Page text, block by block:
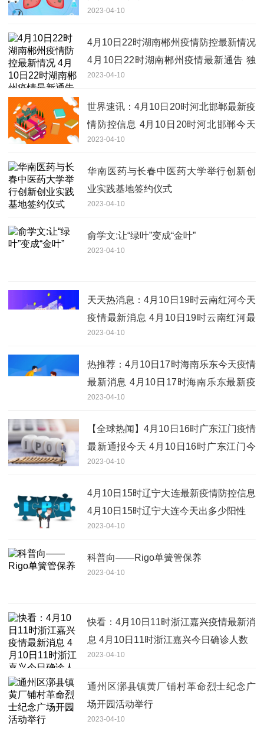
情最新通告
2023-04-10
4月10日22时湖南郴州疫情防控最新情况
4月10日22时湖南郴州疫情最新通告 独
家焦点
2023-04-10
世界速讯：4月10日20时河北邯郸最新疫
情防控信息 4月10日20时河北邯郸今天
出多少阳性
2023-04-10
华南医药与长春中医药大学举行创新创
业实践基地签约仪式
2023-04-10
俞学文:让“绿叶”变成“金叶”
2023-04-10
天天热消息：4月10日19时云南红河今天
疫情最新消息 4月10日19时云南红河最
新疫情情况
2023-04-10
热推荐：4月10日17时海南乐东今天疫情
最新消息 4月10日17时海南乐东最新疫
情情况
2023-04-10
【全球热闻】4月10日16时广东江门疫情
最新通报今天 4月10日16时广东江门今
日新增活动轨迹有吗
2023-04-10
4月10日15时辽宁大连最新疫情防控信息
4月10日15时辽宁大连今天出多少阳性
2023-04-10
科普向——Rigo单簧管保养
2023-04-10
快看：4月10日11时浙江嘉兴疫情最新消
息 4月10日11时浙江嘉兴今日确诊人数
2023-04-10
通州区漷县镇黄厂铺村革命烈士纪念广
场开园活动举行
2023-04-10